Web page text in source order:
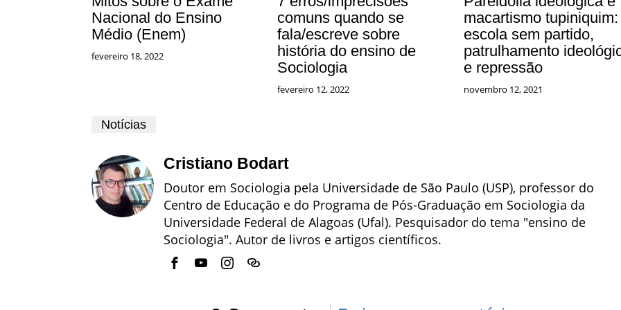
Nacional do Ensino
Médio (Enem)
fevereiro 18, 2022
comuns quando se
fala/escreve sobre
história do ensino de
Sociologia
fevereiro 12, 2022
macartismo tupiniquim:
escola sem partido,
patrulhamento
e repressão
novembro 12, 2021
Notícias
Cristiano Bodart
Doutor em Sociologia pela Universidade de São Paulo (USP), professor do
Centro de Educação e do Programa de Pós-Graduação em Sociologia da
Universidade Federal de Alagoas (Ufal). Pesquisador do tema "ensino de
Sociologia". Autor de livros e artigos científicos.